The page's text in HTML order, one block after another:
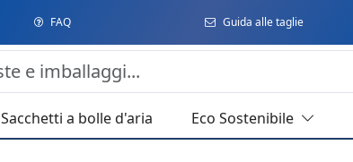
FAQ Guida alle taglie
Sacchetti a bolle d'aria Eco Sostenibile